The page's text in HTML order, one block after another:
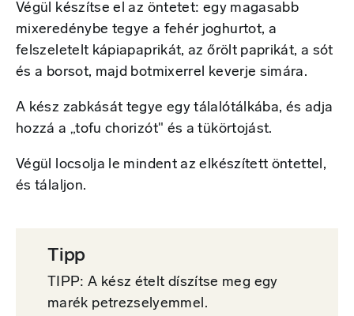
Végül készítse el az öntetet: egy magasabb
mixeredénybe tegye a fehér joghurtot, a
felszeletelt kápiapaprikát, az őrölt paprikát, a sót
és a borsot, majd botmixerrel keverje simára.
A kész zabkását tegye egy tálalótálkába, és adja
hozzá a „tofu chorizót" és a tükörtojást.
Végül locsolja le mindent az elkészített öntettel,
és tálaljon.
Tipp
TIPP: A kész ételt díszítse meg egy
marék petrezselyemmel.